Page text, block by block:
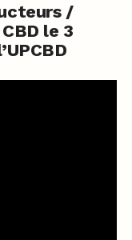
/
le 3